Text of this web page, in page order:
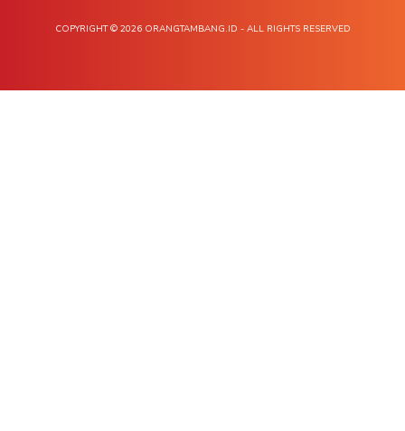
COPYRIGHT © 2026 ORANGTAMBANG.ID - ALL RIGHTS RESERVED